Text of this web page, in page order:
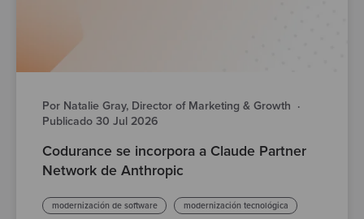
Por Natalie Gray, Director of Marketing & Growth ·
Publicado 30 Jul 2026
Codurance se incorpora a Claude Partner
Network de Anthropic
modernización de software modernización tecnológica